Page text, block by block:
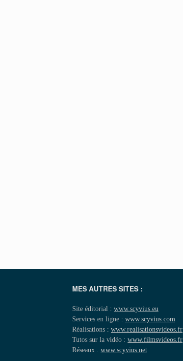
MES AUTRES SITES :
Site éditorial : www.scyvius.eu
Services en ligne : www.scyvius.com
Réalisations : www.realisationsvideos.fr
Tutos sur la vidéo : www.filmsvideos.fr
Réseaux : www.scyvius.net